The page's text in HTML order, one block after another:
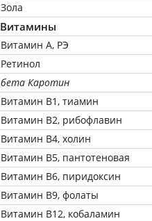
Зола
Витамины
Витамин А, РЭ
Ретинол
бета Каротин
Витамин В1, тиамин
Витамин В2, рибофлавин
Витамин В4, холин
Витамин В5, пантотеновая
Витамин В6, пиридоксин
Витамин В9, фолаты
Витамин В12, кобаламин